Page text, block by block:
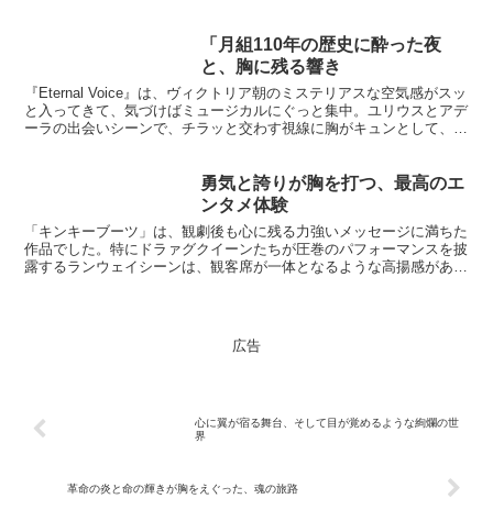
「月組110年の歴史に酔った夜
と、胸に残る響き
『Eternal Voice』は、ヴィクトリア朝のミステリアスな空気感がスッ
と入ってきて、気づけばミュージカルにぐっと集中。ユリウスとアデ
ーラの出会いシーンで、チラッと交わす視線に胸がキュンとして、
勇気と誇りが胸を打つ、最高のエ
ンタメ体験
「キンキーブーツ」は、観劇後も心に残る力強いメッセージに満ちた
作品でした。特にドラァグクイーンたちが圧巻のパフォーマンスを披
露するランウェイシーンは、観客席が一体となるような高揚感があ
広告
心に翼が宿る舞台、そして目が覚めるような絢爛の世
界
革命の炎と命の輝きが胸をえぐった、魂の旅路